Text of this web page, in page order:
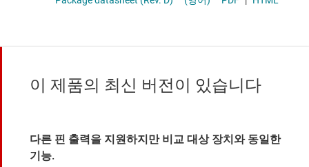
이 제품의 최신 버전이 있습니다
다른 핀 출력을 지원하지만 비교 대상 장치와 동일한
기능.